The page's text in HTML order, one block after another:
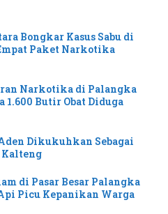
Bongkar Kasus Sabu di
Paket Narkotika
Narkotika di Palangka
1.600 Butir Obat Diduga
Dikukuhkan Sebagai
di Pasar Besar Palangka
Picu Kepanikan Warga